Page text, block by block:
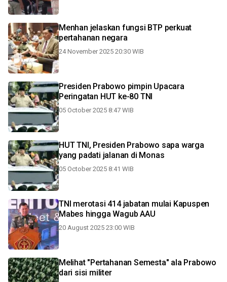
Menhan jelaskan fungsi BTP perkuat
pertahanan negara
24 November 2025 20:30 WIB
Presiden Prabowo pimpin Upacara
Peringatan HUT ke-80 TNI
05 October 2025 8:47 WIB
HUT TNI, Presiden Prabowo sapa warga
yang padati jalanan di Monas
05 October 2025 8:41 WIB
TNI merotasi 414 jabatan mulai Kapuspen
Mabes hingga Wagub AAU
20 August 2025 23:00 WIB
Melihat "Pertahanan Semesta" ala Prabowo
dari sisi militer